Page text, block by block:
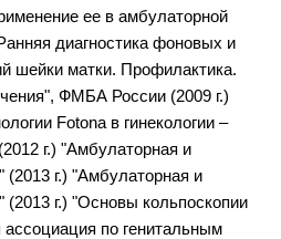
ее в амбулаторной
диагностика фоновых и
шейки матки. Профилактика.
ФМБА России (2009 г.)
Fotona в гинекологии –
г.) "Амбулаторная и
(2013 г.) "Амбулаторная и
(2013 г.) "Основы кольпоскопии
ассоциация по генитальным